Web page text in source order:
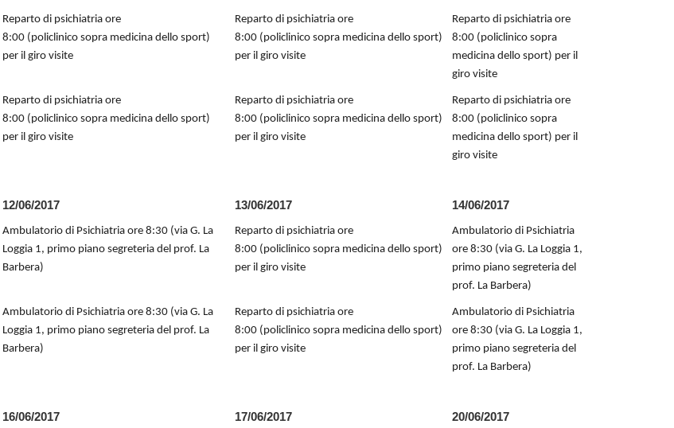
Reparto di psichiatria ore
8:00 (policlinico sopra medicina dello sport)
per il giro visite
Reparto di psichiatria ore
8:00 (policlinico sopra medicina dello sport)
per il giro visite
Reparto di psichiatria ore
8:00 (policlinico sopra
medicina dello sport) per il
giro visite
Reparto di psichiatria ore
8:00 (policlinico sopra medicina dello sport)
per il giro visite
Reparto di psichiatria ore
8:00 (policlinico sopra medicina dello sport)
per il giro visite
Reparto di psichiatria ore
8:00 (policlinico sopra
medicina dello sport) per il
giro visite
12/06/2017 13/06/2017
14/06/2017
Ambulatorio di Psichiatria ore 8:30 (via G. La
Loggia 1, primo piano segreteria del prof. La
Barbera)
Reparto di psichiatria ore
8:00 (policlinico sopra medicina dello sport)
per il giro visite
Ambulatorio di Psichiatria
ore 8:30 (via G. La Loggia 1,
primo piano segreteria del
prof. La Barbera)
Ambulatorio di Psichiatria ore 8:30 (via G. La
Loggia 1, primo piano segreteria del prof. La
Barbera)
Reparto di psichiatria ore
8:00 (policlinico sopra medicina dello sport)
per il giro visite
Ambulatorio di Psichiatria
ore 8:30 (via G. La Loggia 1,
primo piano segreteria del
prof. La Barbera)
16/06/2017 17/06/2017 20/06/2017